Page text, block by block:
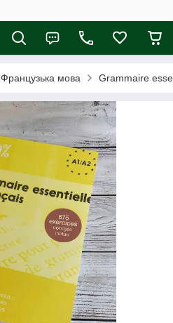
Французька мова Grammaire